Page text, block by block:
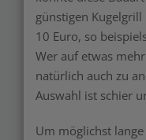
günstigen
10 Euro, so
Wer auf etwas
natürlich auch zu
Auswahl ist schier
Um möglichst